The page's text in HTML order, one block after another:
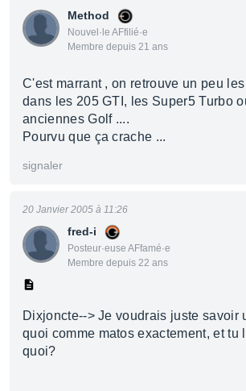
Method
Nouvel·le AFfilié·e
Membre depuis 21 ans
C'est marrant , on retrouve un peu
dans les 205 GTI, les Super5 Turbo
anciennes Golf ....
Pourvu que ça crache ...
signaler
fred-i
Posteur·euse AFfamé·e
Membre depuis 22 ans
20 Janvier 2005 à 11:26
Dixjoncte--> Je voudrais juste savoir
quoi comme matos exactement, et tu
quoi?